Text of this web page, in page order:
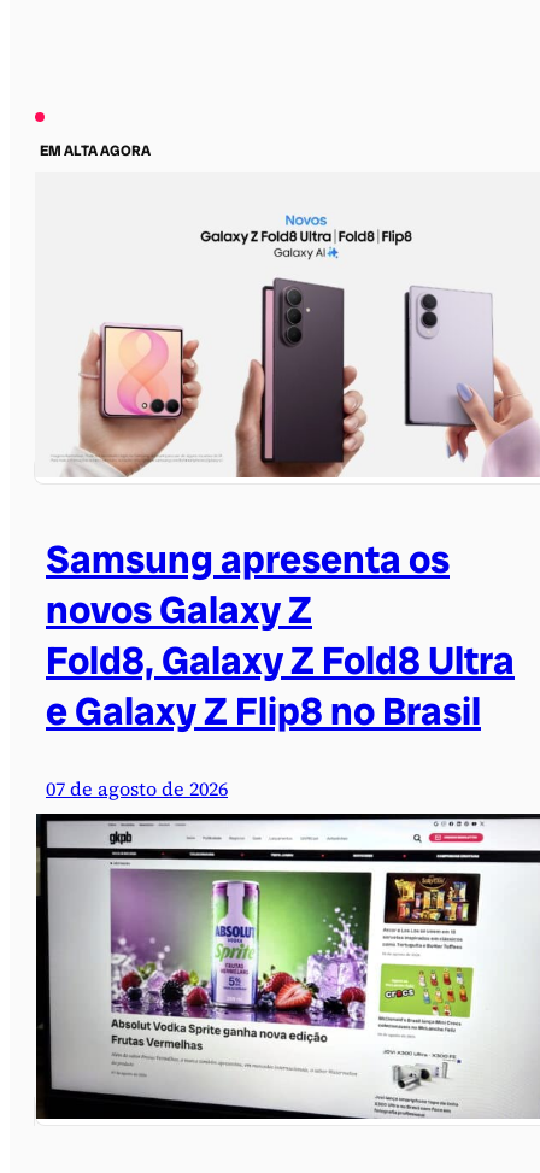
EM ALTA AGORA
Samsung apresenta os
novos Galaxy Z
Fold8, Galaxy Z Fold8 Ultra
e Galaxy Z Flip8 no Brasil
07 de agosto de 2026